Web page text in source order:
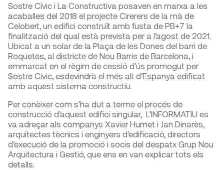
Sostre Cívic i La Constructiva posaven en marxa a les
acaballes del 2018 el projecte Cirerers de la mà de
Celobert, un edifici construït amb fusta de PB+7 la
finalització del qual està prevista per a l’agost de 2021.
Ubicat a un solar de la Plaça de les Dones del barri de
Roquetes, al districte de Nou Barris de Barcelona, i
emmarcat en el règim de cessió d’ús promogut per
Sostre Cívic, esdevindrà el més alt d’Espanya edificat
amb aquest sistema constructiu.
Per conèixer com s’ha dut a terme el procés de
construcció d’aquest edifici singular, L’INFORMATIU es
va adreçar als companys Xavier Humet i Jan Dinarès,
arquitectes tècnics i enginyers d’edificació, directors
d’execució de la promoció i socis del despatx Grup Nou
Arquitectura i Gestió, que ens en van explicar tots els
detalls.